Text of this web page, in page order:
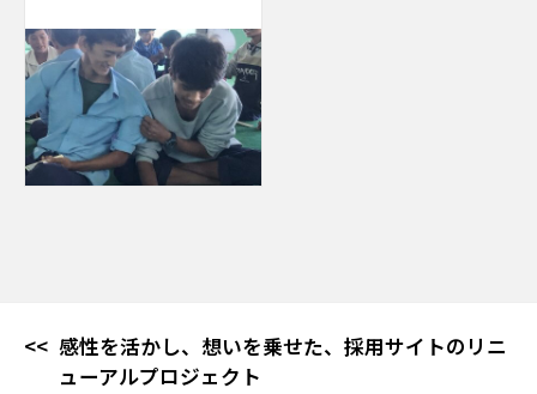
感性を活かし、想いを乗せた、採用サイトのリニ
ューアルプロジェクト